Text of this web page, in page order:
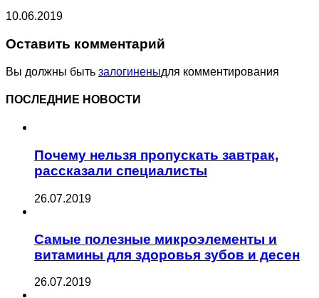
10.06.2019
Оставить комментарий
Вы должны быть залогиненыдля комментирования
ПОСЛЕДНИЕ НОВОСТИ
Почему нельзя пропускать завтрак,
рассказали специалисты
26.07.2019
Самые полезные микроэлементы и
витамины для здоровья зубов и десен
26.07.2019